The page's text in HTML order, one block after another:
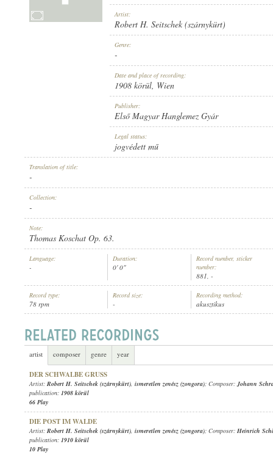
ARTIST:
ELSŐ MAGYAR HANGLEMEZ GYÁR
Artist:
Robert H. Seitschek (szárnykürt)
Genre:
-
Date and place of recording:
1908 körül, Wien
Publisher:
Első Magyar Hanglemez Gyár
Legal status:
jogvédett mű
Translation of title:
-
Collection:
-
Note:
Thomas Koschat Op. 63.
Language:
-
Duration:
0' 0"
Record number, sticker
number:
881, -
Record type:
78 rpm
Record size:
-
Recording method:
akusztikus
artist composer genre year
DER SCHWALBE GRUSS
Artist: Robert H. Seitschek (szárnykürt), ismeretlen zenész (zongora); Composer:Johann
publication: 1908 körül
66 Play
DIE POST IM WALDE
Artist: Robert H. Seitschek (szárnykürt), ismeretlen zenész (zongora); Composer: Heinrich
publication: 1910 körül
10 Play